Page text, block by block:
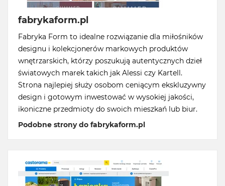
fabrykaform.pl
Fabryka Form to idealne rozwiązanie dla miłośników
designu i kolekcjonerów markowych produktów
wnętrzarskich, którzy poszukują autentycznych dzieł
światowych marek takich jak Alessi czy Kartell.
Strona najlepiej służy osobom ceniącym ekskluzywny
design i gotowym inwestować w wysokiej jakości,
ikoniczne przedmioty do swoich mieszkań lub biur.
Podobne strony do fabrykaform.pl